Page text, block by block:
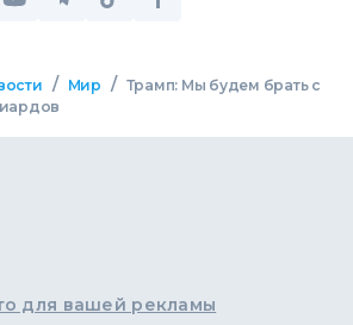
/ Мир / Трамп: Мы будем брать с
для вашей рекламы